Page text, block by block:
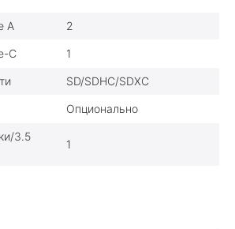
A 2
C 1
SD/SDHC/SDXC
Опционально
3.5
1